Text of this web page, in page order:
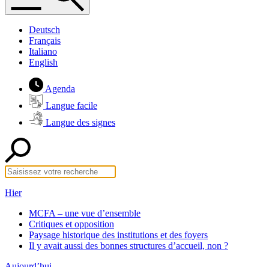
Deutsch
Français
Italiano
English
Agenda
Langue facile
Langue des signes
Hier
MCFA – une vue d’ensemble
Critiques et opposition
Paysage historique des institutions et des foyers
Il y avait aussi des bonnes structures d’accueil, non ?